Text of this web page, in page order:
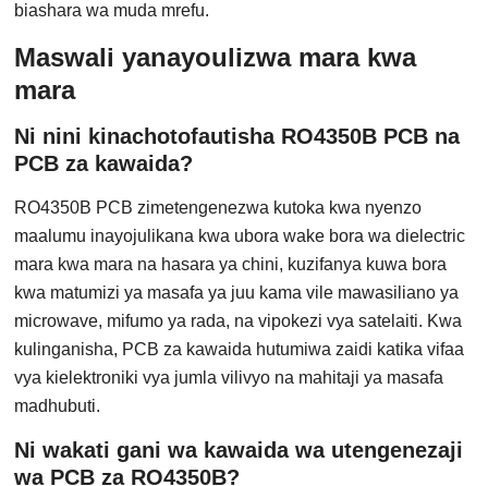
biashara wa muda mrefu.
Maswali yanayoulizwa mara kwa
mara
Ni nini kinachotofautisha RO4350B PCB na
PCB za kawaida?
RO4350B PCB zimetengenezwa kutoka kwa nyenzo
maalumu inayojulikana kwa ubora wake bora wa dielectric
mara kwa mara na hasara ya chini, kuzifanya kuwa bora
kwa matumizi ya masafa ya juu kama vile mawasiliano ya
microwave, mifumo ya rada, na vipokezi vya satelaiti. Kwa
kulinganisha, PCB za kawaida hutumiwa zaidi katika vifaa
vya kielektroniki vya jumla vilivyo na mahitaji ya masafa
madhubuti.
Ni wakati gani wa kawaida wa utengenezaji
wa PCB za RO4350B?